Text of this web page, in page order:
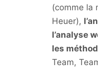
(comme la
Heuer),
l’analyse
les
Team,